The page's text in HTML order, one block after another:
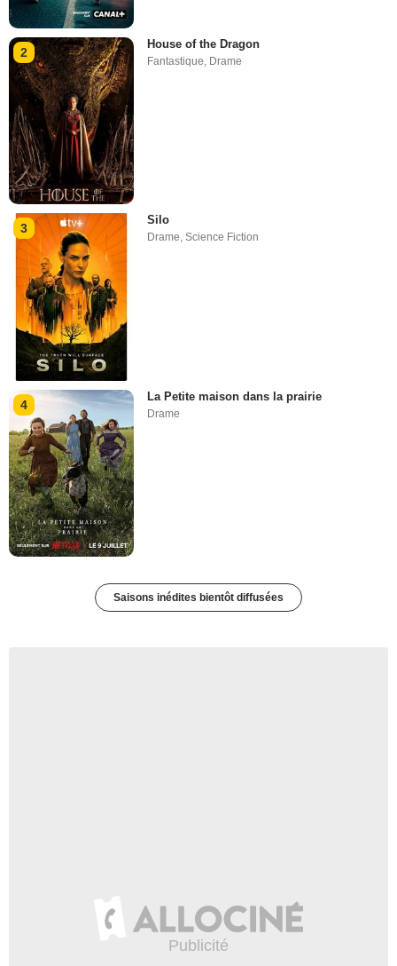
2
House of the Dragon
Fantastique, Drame
3
Silo
Drame,Science Fiction
4
La Petite maison dans la prairie
Drame
Saisons inédites bientôt diffusées